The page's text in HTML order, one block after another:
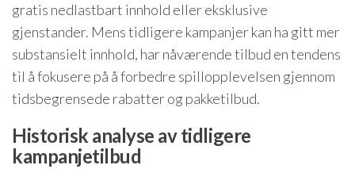
gratis nedlastbart innhold eller eksklusive
gjenstander. Mens tidligere kampanjer kan ha gitt mer
substansielt innhold, har nåværende tilbud en tendens
til å fokusere på å forbedre spillopplevelsen gjennom
tidsbegrensede rabatter og pakketilbud.
Historisk analyse av tidligere
kampanjetilbud